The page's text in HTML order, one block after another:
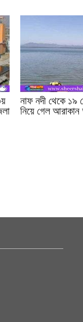
নাফ নদী থেকে ১৯
নিয়ে গেল আরাকান